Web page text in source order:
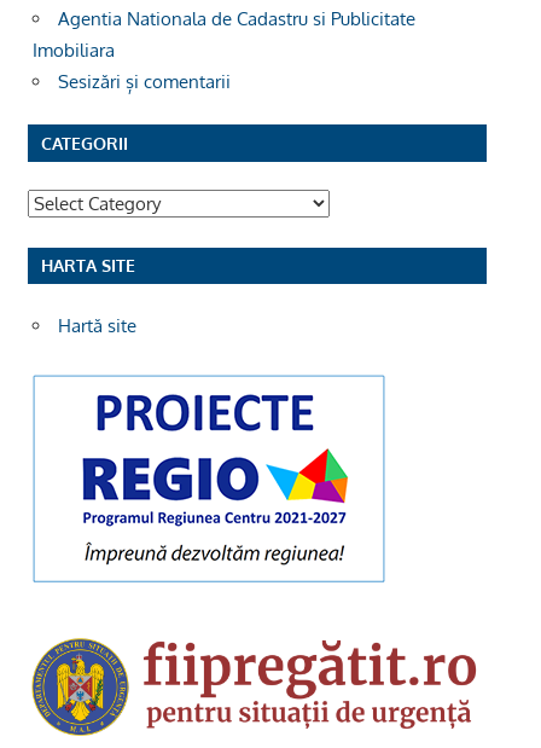
Agentia Nationala de Cadastru si Publicitate
Imobiliara
Sesizări și comentarii
CATEGORII
Categorii
HARTA SITE
Hartă site